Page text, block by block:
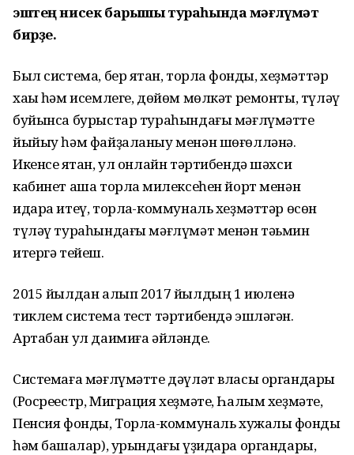
эштең нисек барышы тураһында мәғлүмәт
бирҙе.
Был система, бер яҡтан, торлаҡ фонды, хеҙмәттәр
хаҡы һәм исемлеге, дөйөм мөлкәт ремонты, түләү
буйынса бурыстар тураһындағы мәғлүмәтте
йыйыу һәм файҙаланыу менән шөғөлләнә.
Икенсе яҡтан, ул онлайн тәртибендә шәхси
кабинет аша торлаҡ милексеһен йорт менән
идара итеү, торлаҡ-коммуналь хеҙмәттәр өсөн
түләү тураһындағы мәғлүмәт менән тәьмин
итергә тейеш.
2015 йылдан алып 2017 йылдың 1 июленә
тиклем система тест тәртибендә эшләгән.
Артабан ул даимиға әйләнде.
Системаға мәғлүмәтте дәүләт власы органдары
(Росреестр, Миграция хеҙмәте, Һалым хеҙмәте,
Пенсия фонды, Торлаҡ-коммуналь хужалыҡ фонды
һәм башҡалар), урындағы үҙидара органдары,